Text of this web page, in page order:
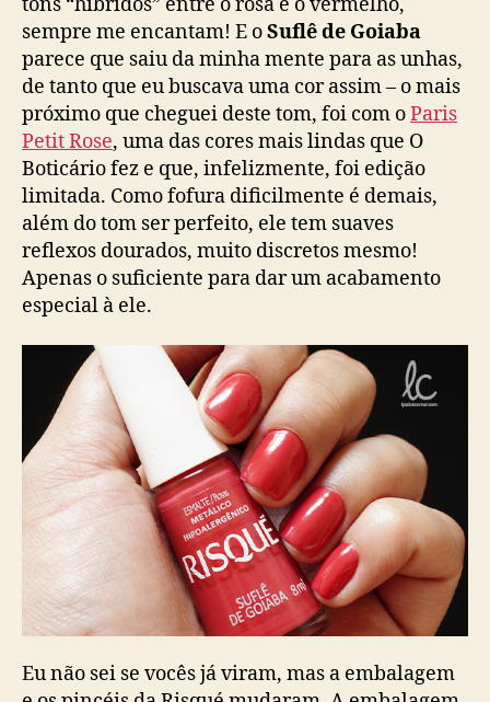
tons “híbridos” entre o rosa e o vermelho,
sempre me encantam! E oSuflê de Goiaba
parece que saiu da minha mente para as unhas,
de tanto que eu buscava uma cor assim – o mais
próximo que cheguei deste tom, foi com oParis
Petit Rose, uma das cores mais lindas que O
Boticário fez e que, infelizmente, foi edição
limitada. Como fofura dificilmente é demais,
além do tom ser perfeito, ele tem suaves
reflexos dourados, muito discretos mesmo!
Apenas o suficiente para dar um acabamento
especial à ele.
Eu não sei se vocês já viram, mas a embalagem